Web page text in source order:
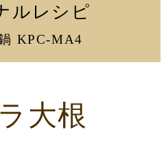
ルレシピ
KPC-MA4
大根